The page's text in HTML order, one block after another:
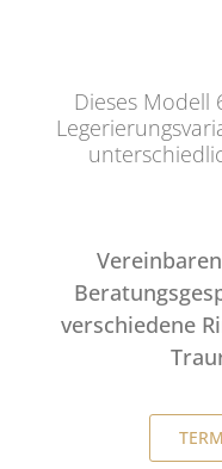
Dieses Modell
verschiedene